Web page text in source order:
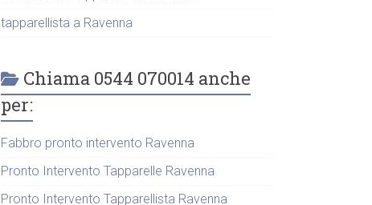
tapparellista a Ravenna
Chiama 0544 070014 anche
per:
Fabbro pronto intervento Ravenna
Pronto Intervento Tapparelle Ravenna
Pronto Intervento Tapparellista Ravenna